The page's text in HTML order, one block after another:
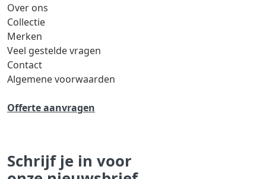
Over ons
Collectie
Merken
Veel gestelde vragen
Contact
Algemene voorwaarden
Offerte aanvragen
Schrijf je in voor